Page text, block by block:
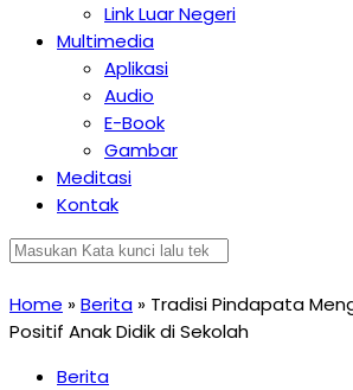
Link Luar Negeri
Multimedia
Aplikasi
Audio
E-Book
Gambar
Meditasi
Kontak
Home »Berita » Tradisi Pindapata
Positif Anak Didik di Sekolah
Berita